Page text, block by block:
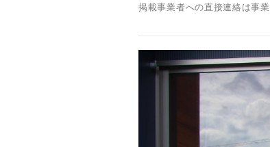
掲載事業者への直接連絡は事